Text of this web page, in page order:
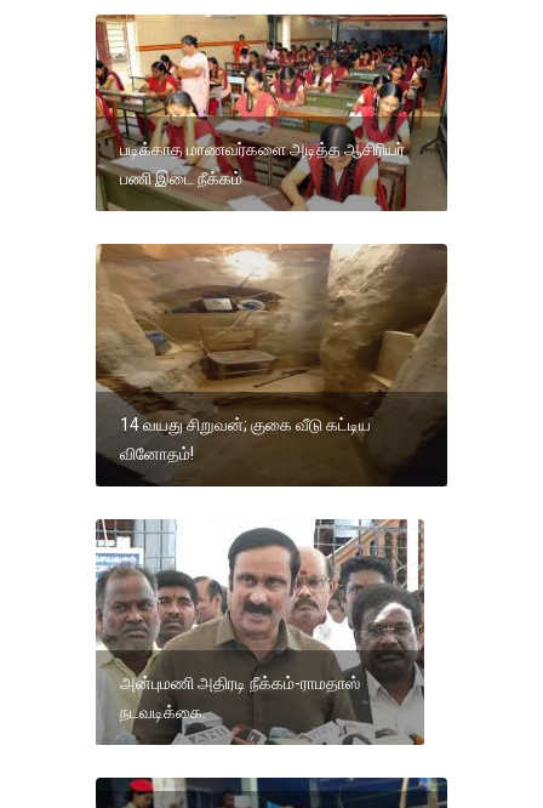
படிக்காத மாணவர்களை அடித்த ஆசிரியர்
பணி இடை நீக்கம்
14 வயது சிறுவன்; குகை வீடு கட்டிய
வினோதம்!
அன்புமணி அதிரடி நீக்கம்-ராமதாஸ்
நடவடிக்கை.